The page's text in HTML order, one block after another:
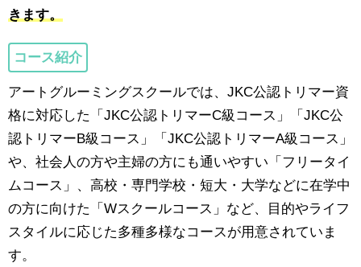
きます。
コース紹介
アートグルーミングスクールでは、JKC公認トリマー資
格に対応した「JKC公認トリマーC級コース」「JKC公
認トリマーB級コース」「JKC公認トリマーA級コース」
や、社会人の方や主婦の方にも通いやすい「フリータイ
ムコース」、高校・専門学校・短大・大学などに在学中
の方に向けた「Wスクールコース」など、目的やライフ
スタイルに応じた多種多様なコースが用意されていま
す。